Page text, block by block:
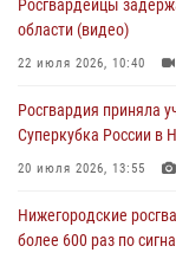
Росгвардейцы
области (видео)
22 июля 2026, 10:40
Росгвардия приняла
Суперкубка России в
20 июля 2026, 13:55
Нижегородские
более 600 раз по